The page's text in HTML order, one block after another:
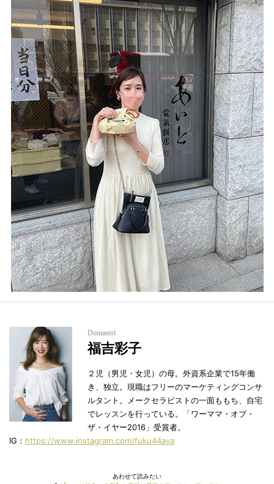
Domanist
福吉彩子
２児（男児・女児）の母。外資系企業で15年働
き、独立。現職はフリーのマーケティングコンサ
ルタント。メークセラピストの一面ももち、自宅
でレッスンを行っている。「ワーママ・オブ・
ザ・イヤー2016」受賞者。
IG： https://www.instagram.com/fuku44aya
あわせて読みたい